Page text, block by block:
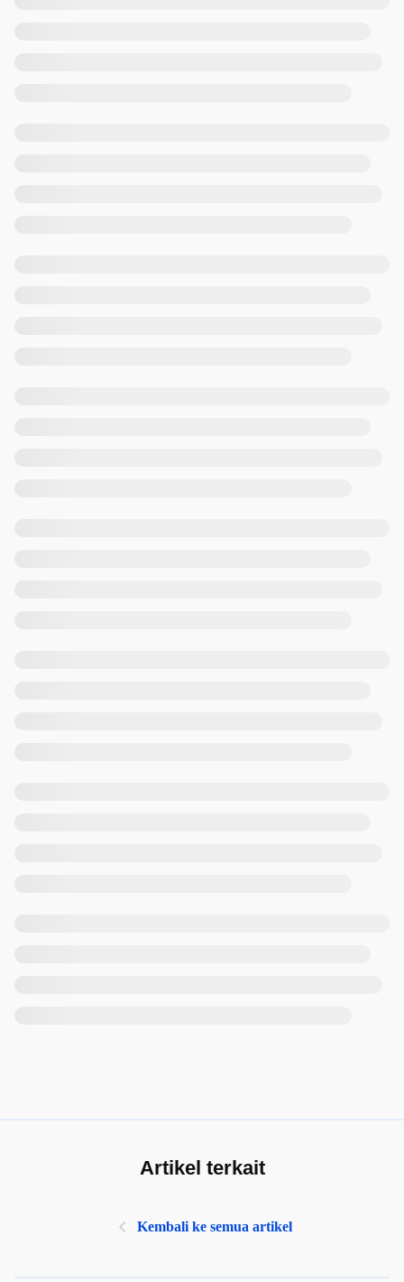
Artikel terkait
Kembali ke semua artikel